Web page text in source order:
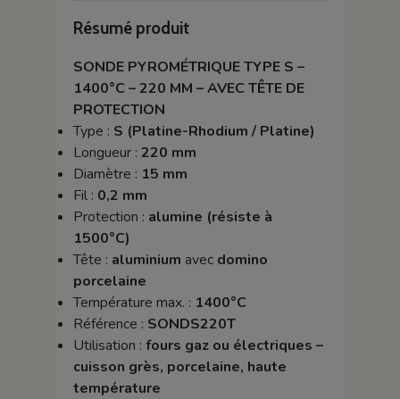
Résumé produit
SONDE PYROMÉTRIQUE TYPE S –
1400°C – 220 MM – AVEC TÊTE DE
PROTECTION
Type : S (Platine-Rhodium / Platine)
Longueur : 220 mm
Diamètre : 15 mm
Fil : 0,2 mm
Protection : alumine (résiste à
1500°C)
Tête : aluminium avec domino
porcelaine
Température max. : 1400°C
Référence : SONDS220T
Utilisation : fours gaz ou électriques –
cuisson grès, porcelaine, haute
température